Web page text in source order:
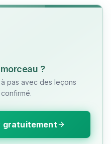
?
pas avec des leçons
gratuitement